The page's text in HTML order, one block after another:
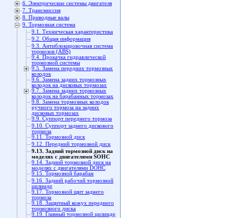
6. Электрические системы двигателя
7. Трансмиссия
8. Приводные валы
9. Тормозная система
9.1. Техническая характеристика
9.2. Общая информация
9.3. Антиблокировочная система
тормозов (ABS)
9.4. Прокачка гидравлической
тормозной системы
9.5. Замена передних тормозных
колодок
9.6. Замена задних тормозных
колодок на дисковых тормозах
9.7. Замена задних тормозных
колодок на барабанных тормозах
9.8. Замена тормозных колодок
ручного тормоза на задних
дисковых тормозах
9.9. Суппорт переднего тормоза
9.10. Суппорт заднего дискового
тормоза
9.11. Тормозной диск
9.12. Передний тормозной диск
9.13. Задний тормозной диск на
моделях с двигателями SOHC
9.14. Задний тормозной диск на
моделях с двигателями DOHC
9.15. Тормозной барабан
9.16. Задний рабочий тормозной
цилиндр
9.17. Тормозной щит заднего
тормоза
9.18. Защитный кожух переднего
тормозного диска
9.19. Главный тормозной цилиндр